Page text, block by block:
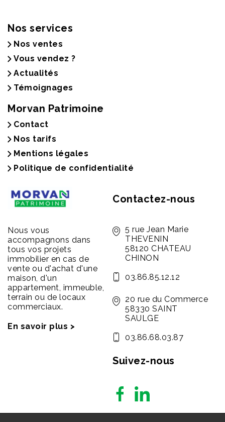
Nos services
Nos ventes
Vous vendez ?
Actualités
Témoignages
Morvan Patrimoine
Contact
Nos tarifs
Mentions légales
Politique de confidentialité
Nous vous
accompagnons dans
tous vos projets
immobilier en cas de
vente ou d'achat d'une
maison, d'un
appartement, immeuble,
terrain ou de locaux
commerciaux.
En savoir plus >
Contactez-nous
5 rue Jean Marie
THEVENIN
58120 CHATEAU
CHINON
03.86.85.12.12
20 rue du Commerce
58330 SAINT
SAULGE
03.86.68.03.87
Suivez-nous